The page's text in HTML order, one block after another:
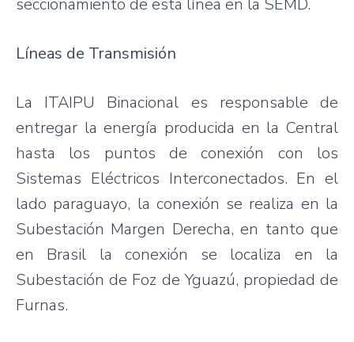
Líneas de Transmisión
La ITAIPU Binacional es responsable de
entregar la energía producida en la Central
hasta los puntos de conexión con los
Sistemas Eléctricos Interconectados. En el
lado paraguayo, la conexión se realiza en la
Subestación Margen Derecha, en tanto que
en Brasil la conexión se localiza en la
Subestación de Foz de Yguazú, propiedad de
Furnas.